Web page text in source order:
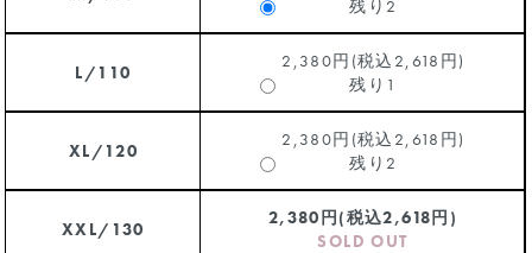
残り2
L/110
2,380円(税込2,618円)
残り1
XL/120
2,380円(税込2,618円)
残り2
XXL/130
2,380円(税込2,618円)
SOLD OUT